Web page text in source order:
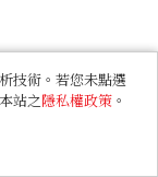
技術。若您未點選
站之隱私權政策 。